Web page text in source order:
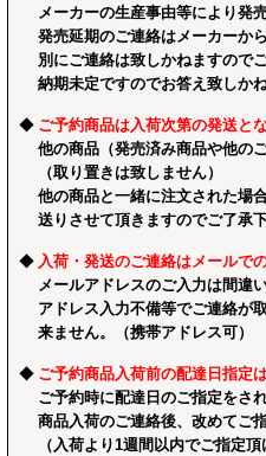
メーカーの生産事由等により発
発売延期のご連絡はメーカーか
別にご連絡は致しかねますので
納期未定ですのでお答え致しか
◆ ご予約商品は入荷次第の発送とな
他の商品（発売済み商品や他の
（取り置きは致しません）
他の商品と一緒に注文された場
送りさせて頂きますのでご了承下
◆ 入荷・発送のご連絡はメールで
メールアドレスのご入力は間違
アドレス入力不備等でご連絡が
来ません。（携帯アドレス可）
◆ ご予約商品入荷前の配達日指定
ご予約時に配達日のご指定をさ
商品入荷のご連絡後、改めてご
（入荷より1週間以内でご指定頂